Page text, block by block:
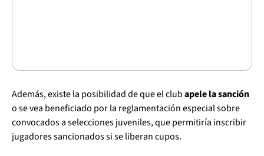
Además, existe la posibilidad de que el clubapele la sanción
o se vea beneficiado por la reglamentación especial sobre
convocados a selecciones juveniles, que permitiría inscribir
jugadores sancionados si se liberan cupos.